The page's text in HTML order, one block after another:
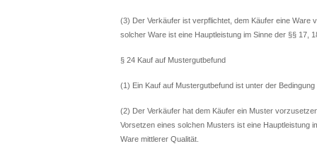
(3) Der Verkäufer ist verpflichtet, dem Käufer eine
solcher Ware ist eine Hauptleistung im Sinne der §§ 17,
§ 24 Kauf auf Mustergutbefund
(1) Ein Kauf auf Mustergutbefund ist unter der
(2) Der Verkäufer hat dem Käufer ein Muster
Vorsetzen eines solchen Musters ist eine Hauptleistung
Ware mittlerer Qualität.